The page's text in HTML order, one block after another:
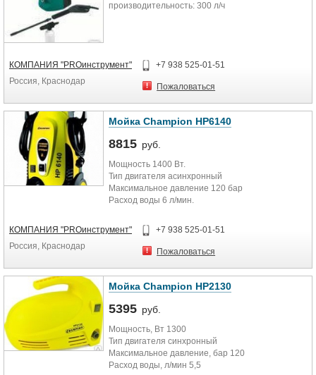
производительность: 300 л/ч
КОМПАНИЯ "PROинструмент"
Россия, Краснодар
+7 938 525-01-51
Пожаловаться
Мойка Champion HP6140
8815 руб.
Мощность 1400 Вт.
Тип двигателя асинхронный
Максимальное давление 120 бар
Расход воды 6 л/мин.
Длина шланга 5 м.
Вес 11.76 кг.
КОМПАНИЯ "PROинструмент"
Россия, Краснодар
+7 938 525-01-51
Пожаловаться
Мойка Champion HP2130
5395 руб.
Мощность, Вт 1300
Тип двигателя синхронный
Максимальное давление, бар 120
Расход воды, л/мин 5,5